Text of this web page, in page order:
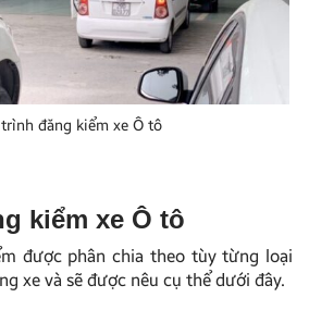
đăng kiểm xe Ô tô
kiểm xe Ô tô
được phân chia theo tùy từng loại
xe và sẽ được nêu cụ thể dưới đây.